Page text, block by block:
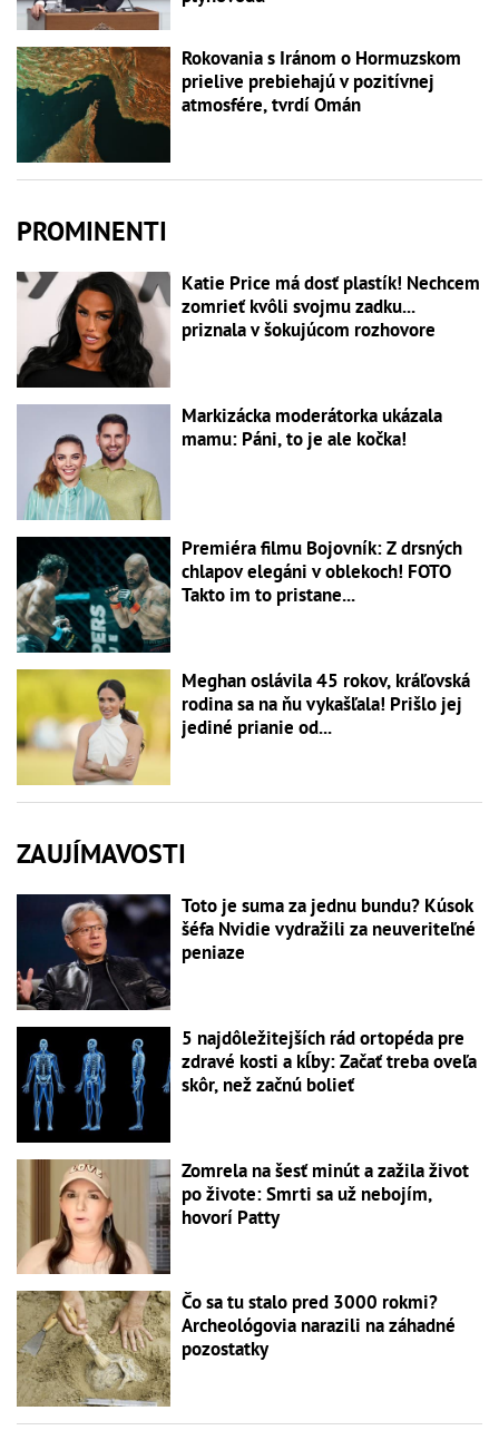
Rokovania s Iránom o Hormuzskom
prielive prebiehajú v pozitívnej
atmosfére, tvrdí Omán
PROMINENTI
Katie Price má dosť plastík! Nechcem
zomrieť kvôli svojmu zadku...
priznala v šokujúcom rozhovore
Markizácka moderátorka ukázala
mamu: Páni, to je ale kočka!
Premiéra filmu Bojovník: Z drsných
chlapov elegáni v oblekoch! FOTO
Takto im to pristane...
Meghan oslávila 45 rokov, kráľovská
rodina sa na ňu vykašľala! Prišlo jej
jediné prianie od...
ZAUJÍMAVOSTI
Toto je suma za jednu bundu? Kúsok
šéfa Nvidie vydražili za neuveriteľné
peniaze
5 najdôležitejších rád ortopéda pre
zdravé kosti a kĺby: Začať treba oveľa
skôr, než začnú bolieť
Zomrela na šesť minút a zažila život
po živote: Smrti sa už nebojím,
hovorí Patty
Čo sa tu stalo pred 3000 rokmi?
Archeológovia narazili na záhadné
pozostatky